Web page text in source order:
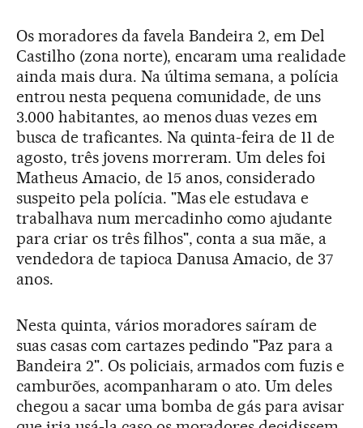
Os moradores da favela Bandeira 2, em Del
Castilho (zona norte), encaram uma realidade
ainda mais dura. Na última semana, a polícia
entrou nesta pequena comunidade, de uns
3.000 habitantes, ao menos duas vezes em
busca de traficantes. Na quinta-feira de 11 de
agosto, três jovens morreram. Um deles foi
Matheus Amacio, de 15 anos, considerado
suspeito pela polícia. "Mas ele estudava e
trabalhava num mercadinho como ajudante
para criar os três filhos", conta a sua mãe, a
vendedora de tapioca Danusa Amacio, de 37
anos.
Nesta quinta, vários moradores saíram de
suas casas com cartazes pedindo "Paz para a
Bandeira 2". Os policiais, armados com fuzis e
camburões, acompanharam o ato. Um deles
chegou a sacar uma bomba de gás para avisar